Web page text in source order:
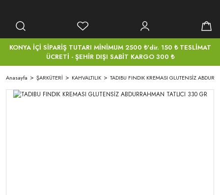
KONYA İÇİ SİPARİŞ TUTARI MİNİMUM 2500 ₺'dir. 150 ₺ TESLİMAT
ÜCRETİ - ŞEHİR DIŞI SABİT KARGO 300 ₺
Anasayfa ŞARKÜTERİ KAHVALTILIK TADIBU FINDIK KREMASI GLUTENSİZ